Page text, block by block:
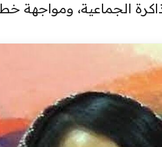
الجماعية، ومواجهة